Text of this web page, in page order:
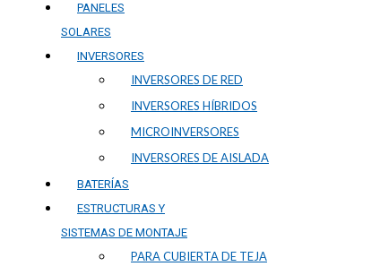
PANELES
SOLARES
INVERSORES
INVERSORES DE RED
INVERSORES HÍBRIDOS
MICROINVERSORES
INVERSORES DE AISLADA
BATERÍAS
ESTRUCTURAS Y
SISTEMAS DE MONTAJE
PARA CUBIERTA DE TEJA